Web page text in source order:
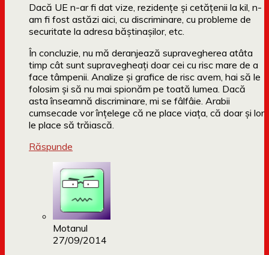
Dacă UE n-ar fi dat vize, rezidențe și cetățenii la kil, n-
am fi fost astăzi aici, cu discriminare, cu probleme de
securitate la adresa băștinașilor, etc.
În concluzie, nu mă deranjează supravegherea atâta
timp cât sunt supravegheați doar cei cu risc mare de a
face tâmpenii. Analize și grafice de risc avem, hai să le
folosim și să nu mai spionăm pe toată lumea. Dacă
asta înseamnă discriminare, mi se fâlfâie. Arabii
cumsecade vor înțelege că ne place viața, că doar și lor
le place să trăiască.
Răspunde
Motanul
27/09/2014